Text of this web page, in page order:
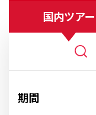
国内ツアー
期間